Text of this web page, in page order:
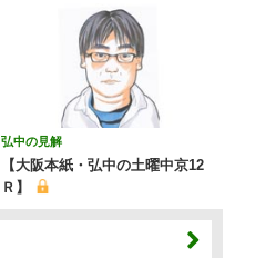
弘中の見解
【大阪本紙・弘中の土曜中京12
Ｒ】